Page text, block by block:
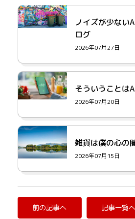
ノイズが少ない
ログ
2026年07月27日
そういうことは
2026年07月20日
雑貨は僕の心の
2026年07月15日
前の記事へ 記事一覧へ